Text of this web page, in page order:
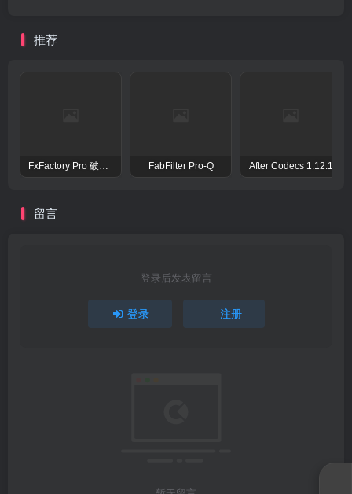
推荐
FxFactory Pro 破解版 视觉效果插件工具包 FabFilter Pro-Q After Codecs 1.12.1
留言
登录后发表留言
登录 注册